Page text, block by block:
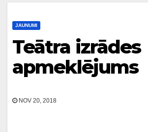
JAUNUMI
Teātra izrādes
apmeklējums
NOV 20, 2018